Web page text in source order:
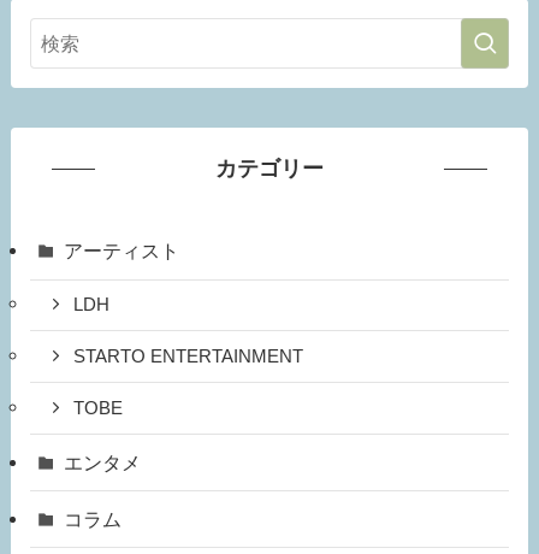
カテゴリー
アーティスト
LDH
STARTO ENTERTAINMENT
TOBE
エンタメ
コラム